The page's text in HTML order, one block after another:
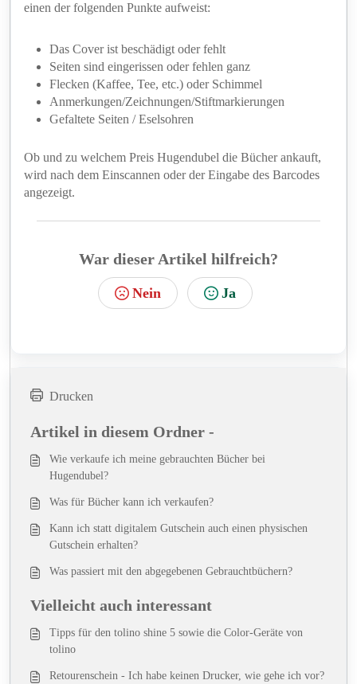
einen der folgenden Punkte aufweist:
Das Cover ist beschädigt oder fehlt
Seiten sind eingerissen oder fehlen ganz
Flecken (Kaffee, Tee, etc.) oder Schimmel
Anmerkungen/Zeichnungen/Stiftmarkierungen
Gefaltete Seiten / Eselsohren
Ob und zu welchem Preis Hugendubel die Bücher ankauft,
wird nach dem Einscannen oder der Eingabe des Barcodes
angezeigt.
War dieser Artikel hilfreich?
Nein Ja
Drucken
Artikel in diesem Ordner -
Wie verkaufe ich meine gebrauchten Bücher bei
Hugendubel?
Was für Bücher kann ich verkaufen?
Kann ich statt digitalem Gutschein auch einen physischen
Gutschein erhalten?
Was passiert mit den abgegebenen Gebrauchtbüchern?
Vielleicht auch interessant
Tipps für den tolino shine 5 sowie die Color-Geräte von
tolino
Retourenschein - Ich habe keinen Drucker, wie gehe ich vor?